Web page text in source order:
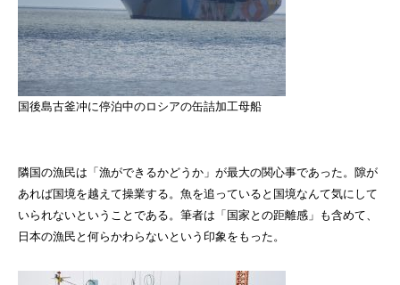
国後島古釜冲に停泊中のロシアの缶詰加工母船
隣国の漁民は「漁ができるかどうか」が最大の関心事であった。隙が
あれば国境を越えて操業する。魚を追っていると国境なんて気にして
いられないということである。筆者は「国家との距離感」も含めて、
日本の漁民と何らかわらないという印象をもった。